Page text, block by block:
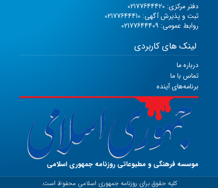
دفتر مرکزی: 02177644420
ثبت و پذیرش آگهی: 02177644410
روابط عمومی: 02177644409
لینک های کاربردی
درباره ما
تماس با ما
برنامه‌های آینده
موسسه فرهنگی و مطبوعاتی روزنامه جمهوری اسلامی
کلیه حقوق برای روزنامه جمهوری اسلامی محفوظ است.